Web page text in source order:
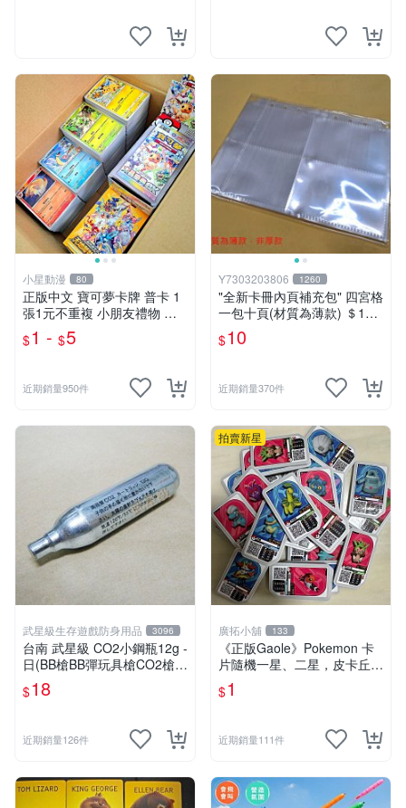
小星動漫 80
正版中文 寶可夢卡牌 普卡 1
張1元不重複 小朋友禮物 補
習班獎勵 中文版 PTCG寶可
夢卡 官方現貨
$1 - $5
近期銷量950件
Y7303203806 1260
"全新卡冊內頁補充包" 四宮格
一包十頁(材質為薄款) ＄10
元 (下單最少十包)
$10
近期銷量370件
武星級生存遊戲防身用品 3096
台南 武星級 CO2小鋼瓶12g -
日(BB槍BB彈玩具槍CO2槍長
槍短槍模型槍壓縮氣瓶氮氣瓶
$18
近期銷量126件
拍賣新星
廣拓小舖 133
《正版Gaole》Pokemon 卡
片隨機一星、二星，皮卡丘、
小火龍、秒花種子、傑尼龜
$1
近期銷量111件